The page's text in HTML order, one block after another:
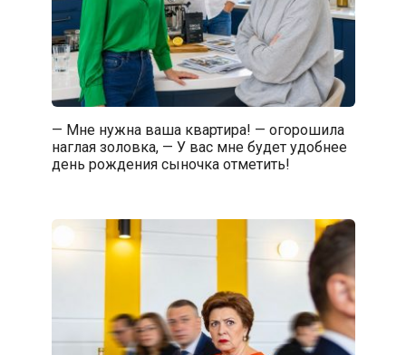
— Мне нужна ваша квартира! — огорошила
наглая золовка, — У вас мне будет удобнее
день рождения сыночка отметить!